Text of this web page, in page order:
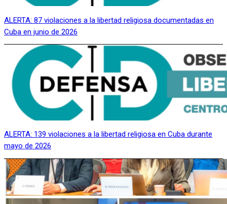
ALERTA: 87 violaciones a la libertad religiosa documentadas en
Cuba en junio de 2026
ALERTA: 139 violaciones a la libertad religiosa en Cuba durante
mayo de 2026